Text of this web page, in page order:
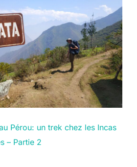
Pérou: un trek chez les Incas
– Partie 2